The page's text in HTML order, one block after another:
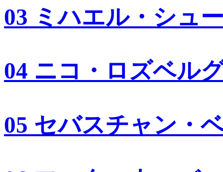
03 ミハエル・シュ
04 ニコ・ロズベル
05 セバスチャン・